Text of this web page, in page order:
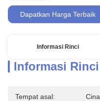
Dapatkan Harga Terbaik
Informasi Rinci
Informasi Rinci
Tempat asal: Cina